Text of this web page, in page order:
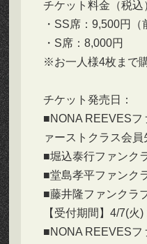
チケット料金（税込
・SS席：9,500円（
・S席：8,000円
※お一人様4枚まで
チケット発売日：
■NONA REEVESフ
ァーストクラス会員
■堀込泰行ファンク
■堂島孝平ファンク
■藤井隆ファンクラ
【受付期間】4/7(⽕
■NONA REEVESフ